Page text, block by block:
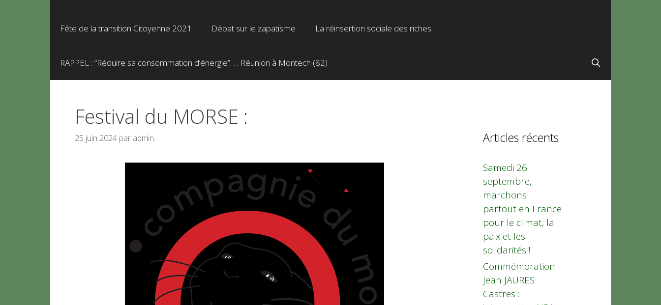
Fête de la transition Citoyenne 2021 Débat sur le zapatisme La réinsertion sociale des riches !
RAPPEL : “Réduire sa consommation d’énergie”. . . Réunion à Montech (82)
Festival du MORSE :
25 juin 2024 par admin Articles récents
Samedi 26
septembre,
marchons
partout en France
pour le climat, la
paix et les
solidarités !
Commémoration
Jean JAURES
Castres :